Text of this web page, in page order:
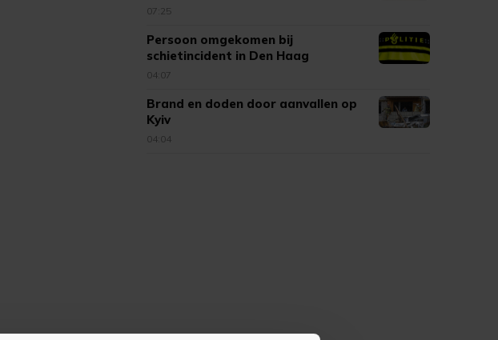
07:25
Persoon omgekomen bij
schietincident in Den Haag
04:07
Brand en doden door aanvallen op
Kyiv
04:04